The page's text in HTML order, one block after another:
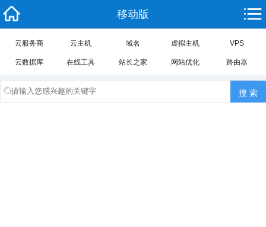
移动版
云服务商 云主机 域名 虚拟主机 VPS
云数据库 在线工具 站长之家 网站优化 路由器